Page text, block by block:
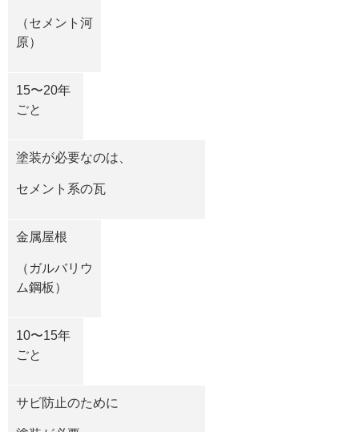
（セメント河
原）
15〜20年
ごと
塗装が必要なのは、
セメント系の瓦
金属屋根
（ガルバリウ
ム鋼板）
10〜15年
ごと
サビ防止のために